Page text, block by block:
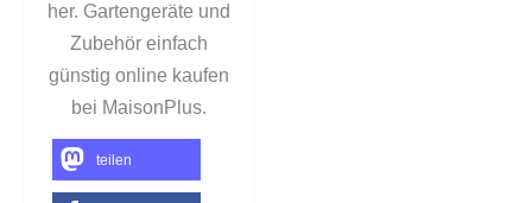
her. Gartengeräte und
Zubehör einfach
günstig online kaufen
bei MaisonPlus.
teilen